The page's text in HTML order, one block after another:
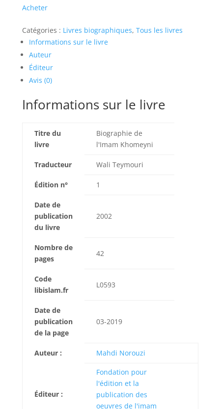
Acheter
Catégories : Livres biographiques, Tous les livres
Informations sur le livre
Auteur
Éditeur
Avis (0)
Informations sur le livre
Titre du
livre
Biographie de
l'Imam Khomeyni
Traducteur Wali Teymouri
Édition n° 1
Date de
publication
du livre
2002
Nombre de
pages
42
Code
libislam.fr
L0593
Date de
publication
de la page
03-2019
Auteur : Mahdi Norouzi
Éditeur :
Fondation pour
l'édition et la
publication des
oeuvres de l'imam